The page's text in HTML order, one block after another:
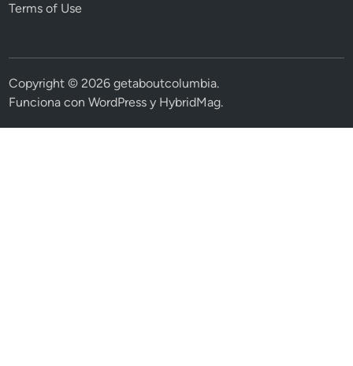
Terms of Use
Copyright © 2026getaboutcolumbia.
Funciona conWordPress y HybridMag.